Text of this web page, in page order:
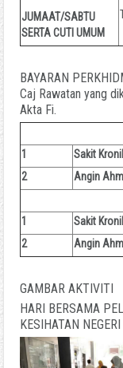
JUMAAT/SABTU
SERTA CUTI UMUM
BAYARAN
Caj Rawatan yang
Akta Fi.
1
Sakit
2
Angin
1
Sakit
2
Angin
GAMBAR AKTIVITI
HARI BERSAMA
KESIHATAN